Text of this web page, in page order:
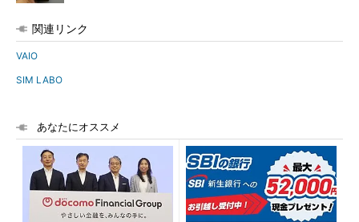
関連リンク
VAIO
SIM LABO
あなたにオススメ